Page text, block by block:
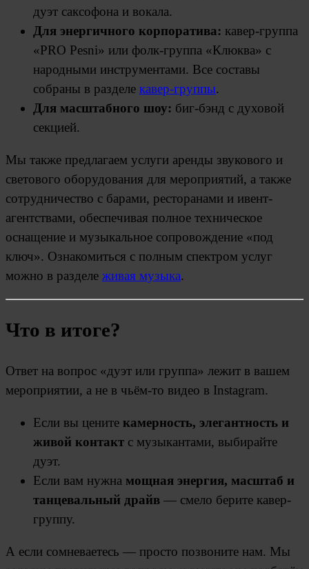
дуэт саксофона и вокала.
Для энергичного корпоратива: кавер-группа
«PRO Pesni» или фолк-группа «Клюква» с
народными инструментами. Все составы
собраны в разделе кавер-группы.
Для масштабного шоу: биг-бэнд с духовой
секцией.
Мы также предлагаем услуги аренды звукового и
светового оборудования для мероприятий, а также
сотрудничество с барами, ресторанами и ивент-
агентствами, обеспечивая полное техническое
оснащение и музыкальное сопровождение «под
ключ». Ознакомиться с полным спектром услуг
можно в разделе живая музыка.
Что в итоге?
Ответ на вопрос «дуэт или группа» лежит в вашем
мероприятии, а не в чьём-то видео в Instagram.
Если вы цените камерность, элегантность и
живой контакт с музыкантами, выбирайте
дуэт.
Если вам нужна мощная энергия, масштаб и
танцевальный драйв — смело берите кавер-
группу.
А если сомневаетесь — просто позвоните нам. Мы